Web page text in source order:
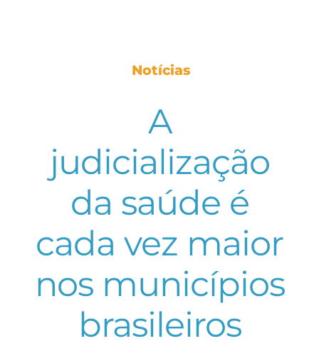
Notícias
A
judicialização
da saúde é
cada vez maior
nos municípios
brasileiros